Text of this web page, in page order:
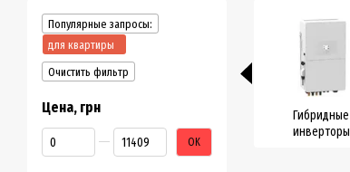
Гибридные
инверторы
Популярные запросы:
для квартиры
Очистить фильтр
Цена, грн
От Цена, грн
До Цена, грн OK